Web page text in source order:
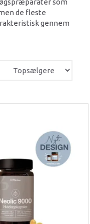
de fleste
gennem